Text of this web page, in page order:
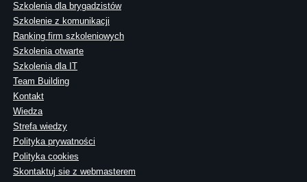
Szkolenia dla brygadzistów
Szkolenie z komunikacji
Ranking firm szkoleniowych
Szkolenia otwarte
Szkolenia dla IT
Team Building
Kontakt
Wiedza
Strefa wiedzy
Polityka prywatności
Polityka cookies
Skontaktuj sie z webmasterem